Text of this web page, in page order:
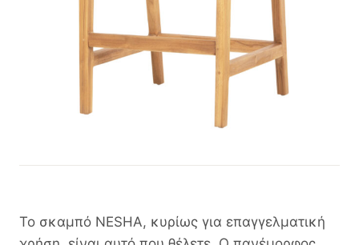
Το σκαμπό NESHA, κυρίως για επαγγελματική